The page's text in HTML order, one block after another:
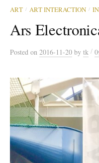
ART / ART INTERACTION /
Ars
Posted on 2016-11-20 by tk /